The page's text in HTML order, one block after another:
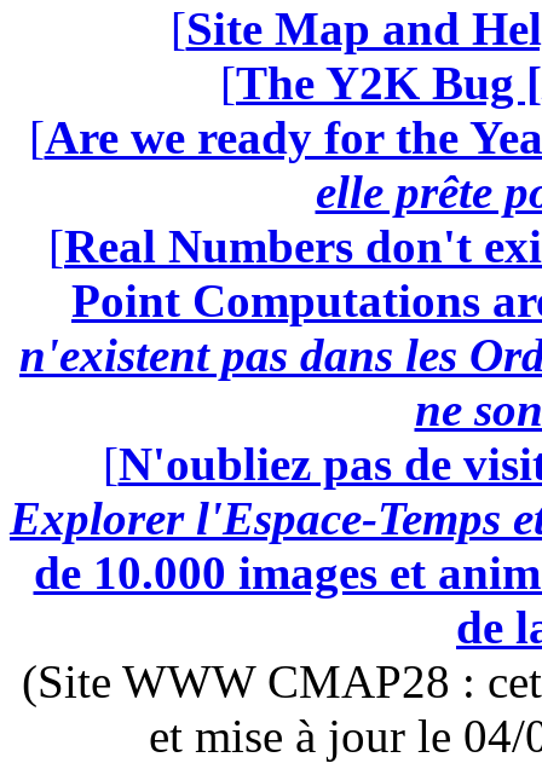
[Site Map and
[The Y2K Bug [
[Are we ready for the
elle prête
[Real Numbers don't
Point Computations
n'existent pas dans les
ne
[N'oubliez pas de
Explorer l'Espace-Temps
de 10.000 images et
de
(Site WWW CMAP28 :
et mise à jour le